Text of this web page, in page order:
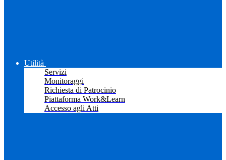
Utilità
Servizi
Monitoraggi
Richiesta di Patrocinio
Piattaforma Work&Learn
Accesso agli Atti